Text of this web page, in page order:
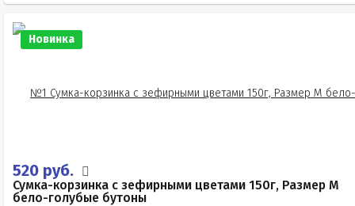
Новинка
520 руб.
Сумка-корзинка с зефирными цветами 150г, Размер М
бело-голубые бутоны